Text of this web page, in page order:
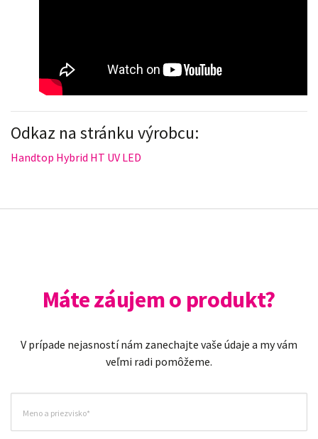
Odkaz na stránku výrobcu:
Handtop Hybrid HT UV LED
Máte záujem o produkt?
V prípade nejasností nám zanechajte vaše údaje a my vám
veľmi radi pomôžeme.